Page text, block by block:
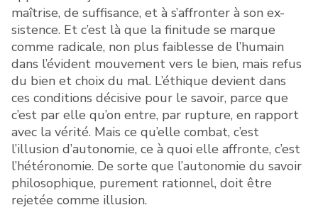
maîtrise, de suffisance, et à s’affronter à son ex-
sistence. Et c’est là que la finitude se marque
comme radicale, non plus faiblesse de l’humain
dans l’évident mouvement vers le bien, mais refus
du bien et choix du mal. L’éthique devient dans
ces conditions décisive pour le savoir, parce que
c’est par elle qu’on entre, par rupture, en rapport
avec la vérité. Mais ce qu’elle combat, c’est
l’illusion d’autonomie, ce à quoi elle affronte, c’est
l’hétéronomie. De sorte que l’autonomie du savoir
philosophique, purement rationnel, doit être
rejetée comme illusion.